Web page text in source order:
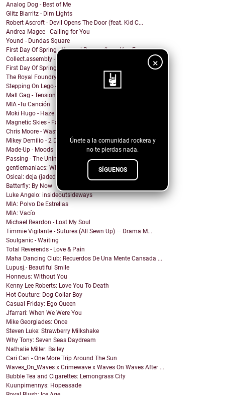
×
Únete a la comunidad rockera y
no te pierdas nada.
SÍGUENOS
Analog Dog - Best of Me
Glitz Biarritz - Dim Lights
Robert Ascroft - Devil Opens The Door (feat. Kid C...
Andrea Magee - Calling for You
Yound - Dundas Square
First Day Of Spring - Normal Person (Love You Fore...
Collect.assembly - The Lord's Prayer
First Day Of Spring - Old World
The Royal Foundry - I Don’t Wanna Talk
Stepping On Lego - Mindless Chatter
Mall Gag - Tension
MIA -Tu Canción
Moki Hugo - Haze
Magnetic Skies - Fading Lights
Chris Moore - Wasteland
Mikey Demilio - 2 Dead In New Brunswick
Made-Up - Moods
Passing - The Uninvited Guest
gentlemaniacs: When the Ashes Fall
Osical: deja (jaded) vu
Batterfly: By Now
Luke Angelo: insideoutsideways
MIA: Polvo De Estrellas
MIA: Vacío
Michael Reardon - Lost My Soul
Timmie Vigilante - Sutures (All Sewn Up) — Drama M...
Soulganic - Waiting
Total Reverends - Love & Pain
Maha Dancing Club: Recuerdos De Una Mente Cansada ...
Lupusj.- Beautiful Smile
Honneus: Without You
Kenny Lee Roberts: Love You To Death
Hot Couture: Dog Collar Boy
Casual Friday: Ego Queen
Jfarrari: When We Were You
Mike Georgiades: Once
Steven Luke: Strawberry Milkshake
Why Tony: Seven Seas Daydream
Nathalie Miller: Bailey
Cari Cari - One More Trip Around The Sun
Waves_On_Waves x Crimewave x Waves On Waves After ...
Bubble Tea and Cigarettes: Lemongrass City
Kuunpimennys: Hopeasade